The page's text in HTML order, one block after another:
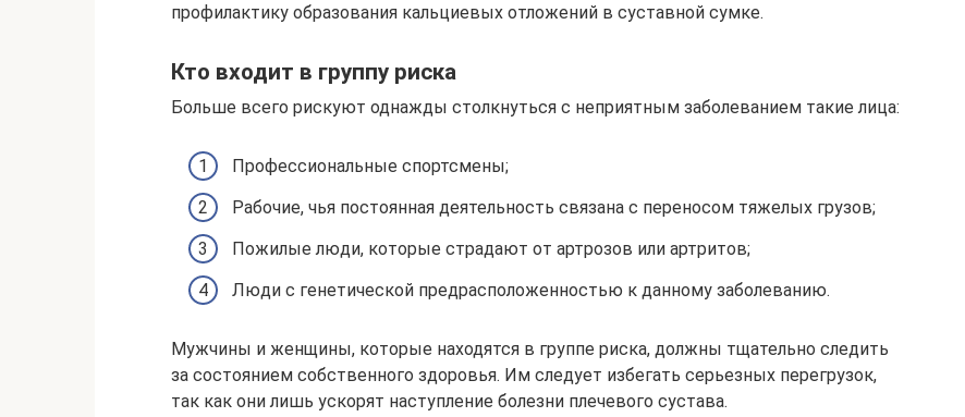
профилактику образования кальциевых отложений в суставной сумке.
Кто входит в группу риска
Больше всего рискуют однажды столкнуться с неприятным заболеванием такие лица:
Профессиональные спортсмены;
Рабочие, чья постоянная деятельность связана с переносом тяжелых грузов;
Пожилые люди, которые страдают от артрозов или артритов;
Люди с генетической предрасположенностью к данному заболеванию.
Мужчины и женщины, которые находятся в группе риска, должны тщательно следить
за состоянием собственного здоровья. Им следует избегать серьезных перегрузок,
так как они лишь ускорят наступление болезни плечевого сустава.